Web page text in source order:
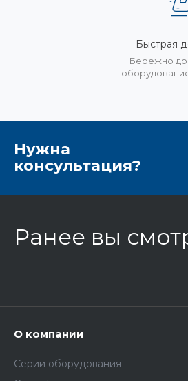
Быстрая
Бережно
Нужна
консультация?
Ранее вы
О компании
Серии оборудования